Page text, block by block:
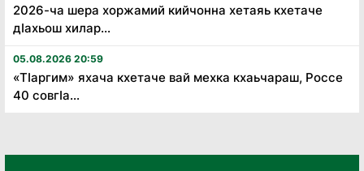
2026-ча шера хоржамий кийчонна хетаяь кхетаче
дӏахьош хилар...
05.08.2026 20:59
«Тӏаргим» яхача кхетаче вай мехка кхаьчараш, Россе
40 совгӏа...